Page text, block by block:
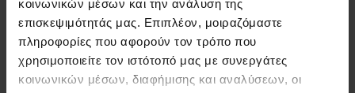
κοινωνικών μέσων και την ανάλυση της
επισκεψιμότητάς μας. Επιπλέον, μοιραζόμαστε
πληροφορίες που αφορούν τον τρόπο που
χρησιμοποιείτε τον ιστότοπό μας με συνεργάτες
κοινωνικών μέσων, διαφήμισης και αναλύσεων, οι
ΦΟΡΜΑ ΕΠΙΚΟΙΝΩΝΙΑΣ
Επικοινωνία
ΤΑ ΠΑΝΤΑ ΓΙΑ ΤΙΣ ΑΓΟΡΕΣ